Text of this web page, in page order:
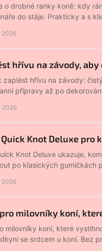
o drobné ranky koně: kdy
do stáje. Prakticky a s
2026
hřívu na závody, aby
zaplést hřívu na závody:
přípravy až po
2026
Quick Knot Deluxe pro
Knot Deluxe ukazuje,
po klasických gumičkách
2026
milovníky koní,
milovníky koní, které
se srdcem u koní. Bez